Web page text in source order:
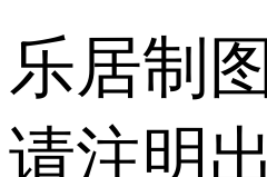
乐居制
请注明